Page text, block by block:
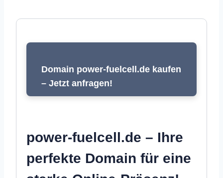
Domain power-fuelcell.de kaufen
– Jetzt anfragen!
power-fuelcell.de – Ihre
perfekte Domain für eine